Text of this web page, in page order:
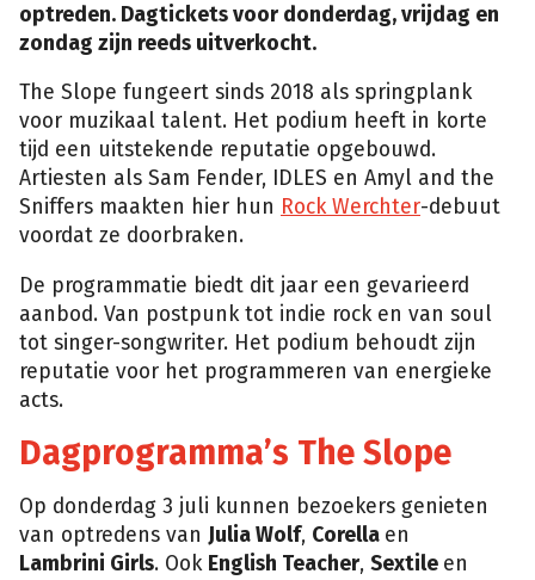
optreden. Dagtickets voor donderdag, vrijdag en
zondag zijn reeds uitverkocht.
The Slope fungeert sinds 2018 als springplank
voor muzikaal talent. Het podium heeft in korte
tijd een uitstekende reputatie opgebouwd.
Artiesten als Sam Fender, IDLES en Amyl and the
Sniffers maakten hier hun Rock Werchter-debuut
voordat ze doorbraken.
De programmatie biedt dit jaar een gevarieerd
aanbod. Van postpunk tot indie rock en van soul
tot singer-songwriter. Het podium behoudt zijn
reputatie voor het programmeren van energieke
acts.
Dagprogramma’s The Slope
Op donderdag 3 juli kunnen bezoekers genieten
van optredens van Julia Wolf, Corella en
Lambrini Girls. Ook English Teacher, Sextile en